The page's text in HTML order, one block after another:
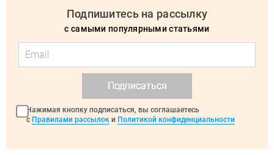
Подпишитесь на рассылку
с самыми популярными статьями
Подписаться
Нажимая кнопку подписаться, вы соглашаетесь
с Правилами рассылок и Политикой конфиденциальности